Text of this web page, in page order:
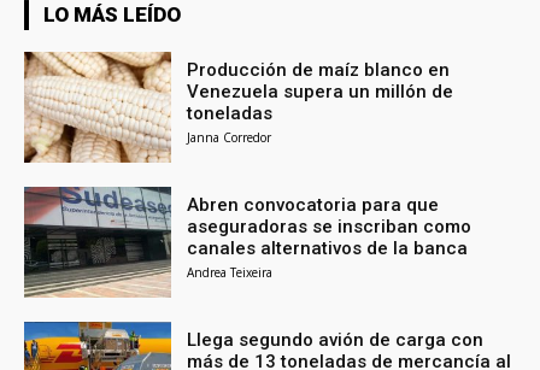
LO MÁS LEÍDO
Producción de maíz blanco en
Venezuela supera un millón de
toneladas
Janna Corredor
Abren convocatoria para que
aseguradoras se inscriban como
canales alternativos de la banca
Andrea Teixeira
Llega segundo avión de carga con
más de 13 toneladas de mercancía al